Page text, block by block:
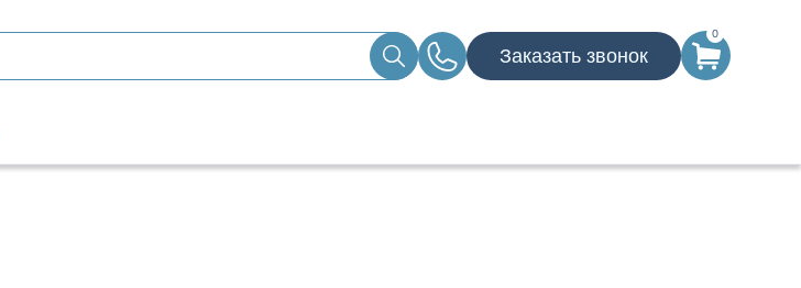
Заказать звонок
0